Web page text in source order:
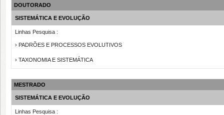
DOUTORADO
SISTEMÁTICA E EVOLUÇÃO
Linhas Pesquisa :
› PADRÕES E PROCESSOS EVOLUTIVOS
› TAXONOMIA E SISTEMÁTICA
MESTRADO
SISTEMÁTICA E EVOLUÇÃO
Linhas Pesquisa :